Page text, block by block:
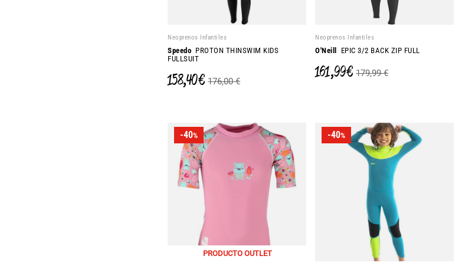
Neoprenos Infantiles
Speedo PROTON THINSWIM KIDS
FULLSUIT
158,40 € 176,00 €
Neoprenos Infantiles
O'Neill EPIC 3/2 BACK ZIP FULL
161,99 € 179,99 €
-40%
PRODUCTO OUTLET
-40%